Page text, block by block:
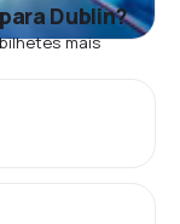
Dublin?
mais